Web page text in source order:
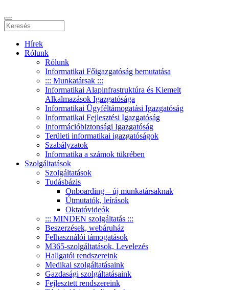
Hírek
Rólunk
Rólunk
Informatikai Főigazgatóság bemutatása
::: Munkatársak :::
Informatikai Alapinfrastruktúra és Kiemelt
Alkalmazások Igazgatósága
Informatikai Ügyféltámogatási Igazgatóság
Informatikai Fejlesztési Igazgatóság
Információbiztonsági Igazgatóság
Területi informatikai igazgatóságok
Szabályzatok
Informatika a számok tükrében
Szolgáltatások
Szolgáltatások
Tudásbázis
Onboarding – új munkatársaknak
Útmutatók, leírások
Oktatóvideók
::: MINDEN szolgáltatás :::
Beszerzések, webáruház
Felhasználói támogatások
M365-szolgáltatások, Levelezés
Hallgatói rendszereink
Medikai szolgáltatásaink
Gazdasági szolgáltatásaink
Fejlesztett rendszereink